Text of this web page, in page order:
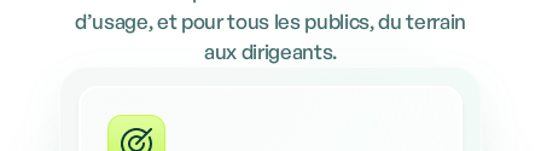
d’usage, et pour tous les publics, du terrain
aux dirigeants.